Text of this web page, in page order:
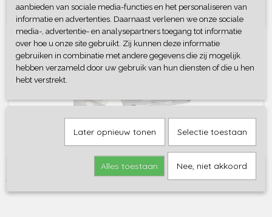
Ook interessant
€ 0,00
aanbieden van sociale media-functies en het personaliseren van
informatie en advertenties. Daarnaast verlenen we onze sociale
media-, advertentie- en analysepartners toegang tot informatie
over hoe u onze site gebruikt. Zij kunnen deze informatie
gebruiken in combinatie met andere gegevens die zij mogelijk
hebben verzameld door uw gebruik van hun diensten of die u hen
hebt verstrekt.
Later opnieuw tonen Selectie toestaan
Alles toestaan Nee, niet akkoord